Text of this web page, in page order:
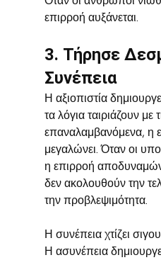
επιρροή αυξάνεται.
3. Τήρησε
Συνέπεια
Η αξιοπιστία
τα λόγια ταιριάζουν με
επαναλαμβανόμενα, η
μεγαλώνει. Όταν οι
η επιρροή
δεν ακολουθούν την
την προβλεψιμότητα.
Η συνέπεια χτίζει
Η ασυνέπεια